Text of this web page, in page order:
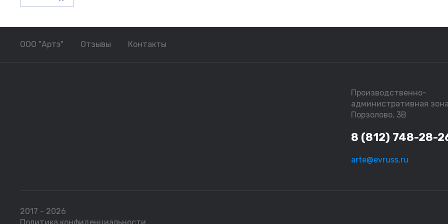
ООО "Артэ" Отзывы Контакты
Производственно-
административная зона
Порзолово, 3В
8 (812) 748-28-
arte@evruss.ru
2017 - 2026